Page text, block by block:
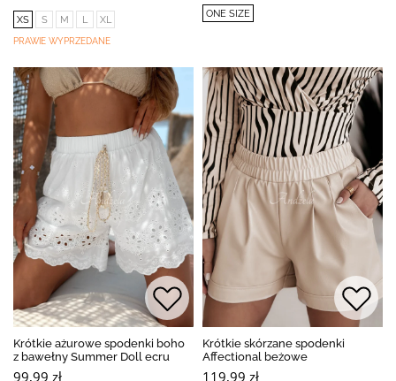
XS S M L XL
PRAWIE WYPRZEDANE
ONE SIZE
Krótkie ażurowe spodenki boho
z bawełny Summer Doll ecru
99,99 zł
Krótkie skórzane spodenki
Affectional beżowe
119,99 zł